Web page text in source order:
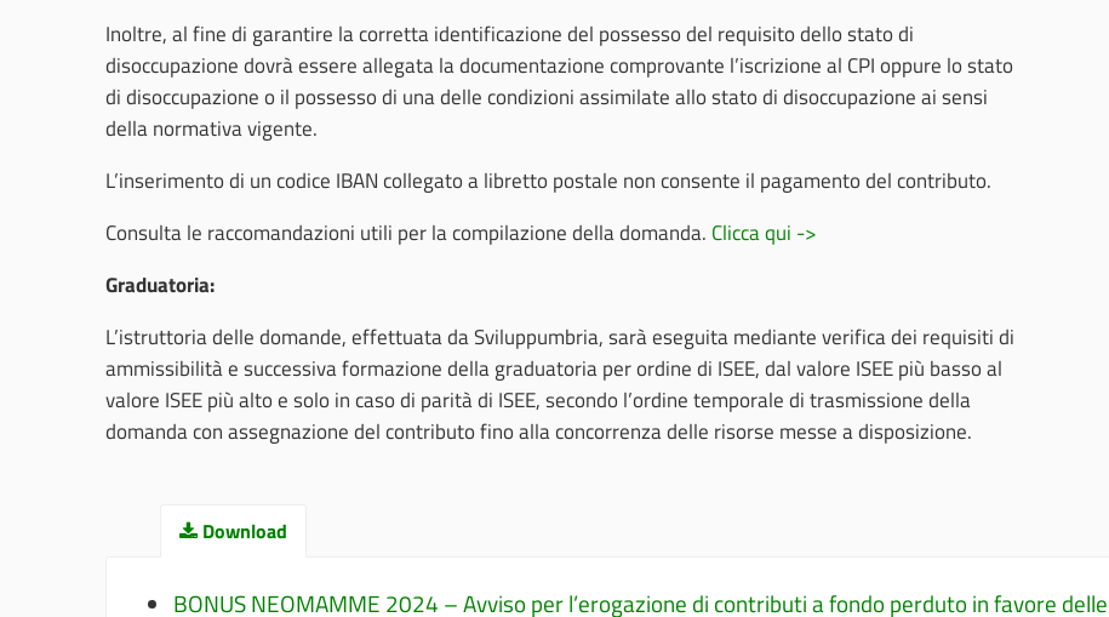
Inoltre, al fine di garantire la corretta identificazione del possesso del requisito dello stato di
disoccupazione dovrà essere allegata la documentazione comprovante l’iscrizione al CPI oppure lo stato
di disoccupazione o il possesso di una delle condizioni assimilate allo stato di disoccupazione ai sensi
della normativa vigente.
L’inserimento di un codice IBAN collegato a libretto postale non consente il pagamento del contributo.
Consulta le raccomandazioni utili per la compilazione della domanda. Clicca qui ->
Graduatoria:
L’istruttoria delle domande, effettuata da Sviluppumbria, sarà eseguita mediante verifica dei requisiti di
ammissibilità e successiva formazione della graduatoria per ordine di ISEE, dal valore ISEE più basso al
valore ISEE più alto e solo in caso di parità di ISEE, secondo l’ordine temporale di trasmissione della
domanda con assegnazione del contributo fino alla concorrenza delle risorse messe a disposizione.
Download
BONUS NEOMAMME 2024 – Avviso per l’erogazione di contributi a fondo perduto in favore